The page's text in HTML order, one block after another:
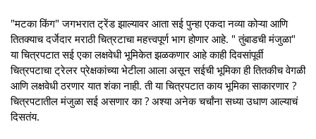
"मटका किंग" जगभरात ट्रेंड झाल्यावर आता सई पुन्हा एकदा नव्या कोऱ्या आणि
तितक्याच दर्जेदार मराठी चित्रटाचा महत्त्वपूर्ण भाग होणार आहे. " तुंबाडची मंजुळा"
या चित्रपटात सई एका लक्षवेधी भूमिकेत झळकणार आहे काही दिवसांपूर्वी
चित्रपटाचा ट्रेलर प्रेक्षकांच्या भेटीला आला असून सईची भूमिका ही तितकीच वेगळी
आणि लक्षवेधी ठरणार यात शंका नाही. ती या चित्रपटात काय भूमिका साकारणार ?
चित्रपटातील मंजुळा सई असणार का ? अश्या अनेक चर्चांना सध्या उधाण आल्याचं
दिसतंय.